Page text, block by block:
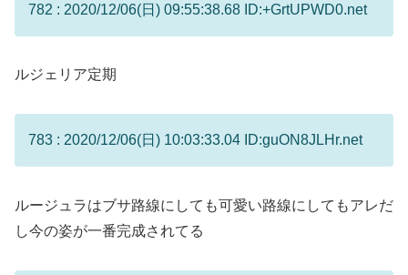
782 : 2020/12/06(日) 09:55:38.68 ID:+GrtUPWD0.net
ルジェリア定期
783 : 2020/12/06(日) 10:03:33.04 ID:guON8JLHr.net
ルージュラはブサ路線にしても可愛い路線にしてもアレだ
し今の姿が一番完成されてる